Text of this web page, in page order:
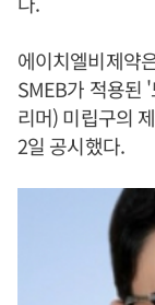
에이치엘비제약
SMEB가 적용된
리머) 미립구의
2일 공시했다.